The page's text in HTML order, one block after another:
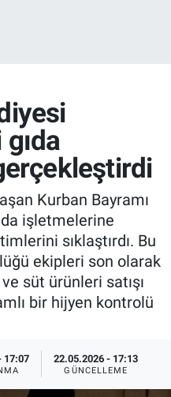
Kurban Bayramı
işletmelerine
sıklaştırdı. Bu
ekipleri son olarak
süt ürünleri satışı
bir hijyen kontrolü
17:07 22.05.2026 - 17:13
GÜNCELLEME